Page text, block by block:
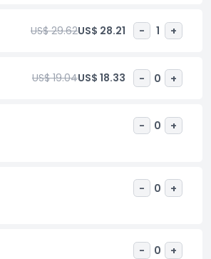
US$ 29.62US$ 28.21 - 1 +
US$ 19.04US$ 18.33 - 0 +
- 0 +
- 0 +
- 0 +